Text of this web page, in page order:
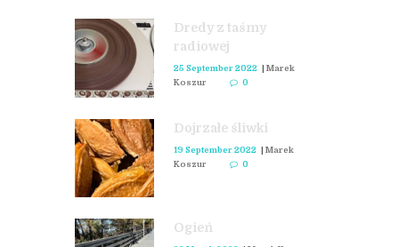
Dredy z taśmy
radiowej
25 September 2022 | Marek
Koszur
0
Dojrzałe śliwki
19 September 2022 | Marek
Koszur
0
Ogień